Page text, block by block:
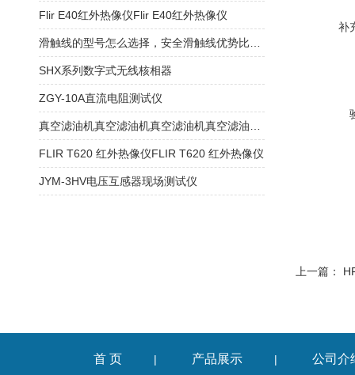
补
上一篇：
Flir E40红外热像仪Flir E40红外热像仪
SHX系列数字式无线核相器
ZGY-10A直流电阻测试仪
FLIR T620 红外热像仪FLIR T620 红外热像仪
JYM-3HV电压互感器现场测试仪
首 页 | 产品展示 | 公司介